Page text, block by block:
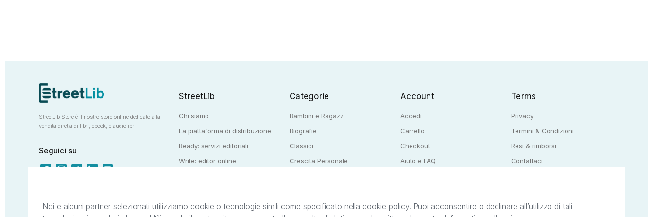
StreetLib Store è il nostro store online dedicato alla
vendita diretta di libri, ebook, e audiolibri
Seguici su
StreetLib
Chi siamo
La piattaforma di distribuzione
Ready: servizi editoriali
Write: editor online
Categorie
Bambini e Ragazzi
Biografie
Classici
Crescita Personale
Account
Accedi
Carrello
Checkout
Aiuto e FAQ
Terms
Privacy
Termini & Condizioni
Resi & rimborsi
Contattaci
Noi e alcuni partner selezionati utilizziamo cookie o tecnologie simili come specificato nella cookie policy. Puoi acconsentire o declinare all’utilizzo di tali